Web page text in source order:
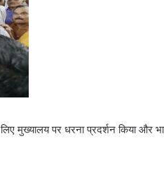
मुख्यालय पर धरना प्रदर्शन किया और